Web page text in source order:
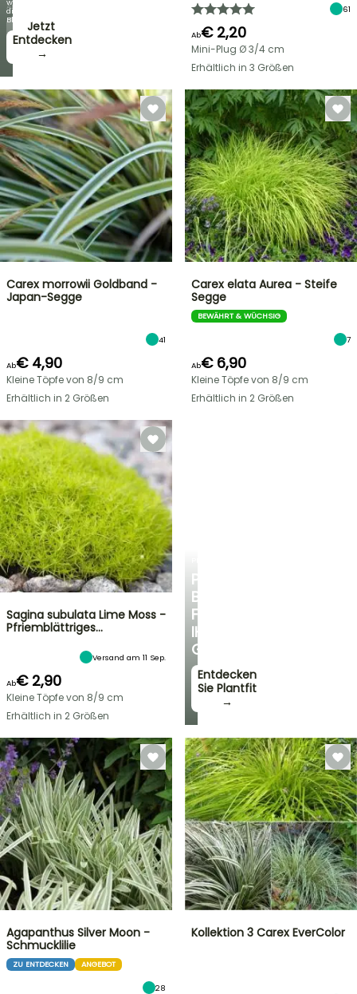
Angebote
Jetzt
zugreifen!
→
die
Blüten!
Entdecken
→
PERSÖNLICHE
BERATUNG
FÜR
IHREN
GARTEN
Entdecken
Sie Plantfit
→
61
Ab€ 2,20
Mini-Plug Ø 3/4 cm
Erhältlich in 3 Größen
Carex morrowii Goldband -
Japan-Segge
41
Ab€ 4,90
Kleine Töpfe von 8/9 cm
Erhältlich in 2 Größen
Carex elata Aurea - Steife
Segge
BEWÄHRT & WÜCHSIG
7
Ab€ 6,90
Kleine Töpfe von 8/9 cm
Erhältlich in 2 Größen
Sagina subulata Lime Moss -
Pfriemblättriges…
Versand am 11 Sep.
Ab€ 2,90
Kleine Töpfe von 8/9 cm
Erhältlich in 2 Größen
Agapanthus Silver Moon -
Schmucklilie
ZU ENTDECKEN ANGEBOT
28
Kollektion 3 Carex EverColor